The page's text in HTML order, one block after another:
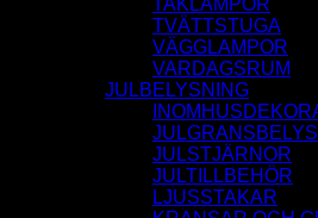
TAKLAMPOR
TVÄTTSTUGA
VÄGGLAMPOR
VARDAGSRUM
JULBELYSNING
JULSTJÄRNOR
JULTILLBEHÖR
LJUSSTAKAR